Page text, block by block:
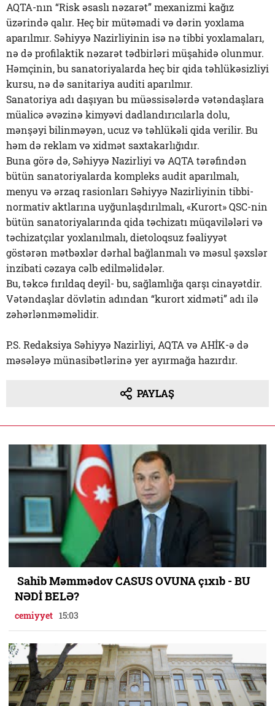
AQTA-nın “Risk əsaslı nəzarət” mexanizmi kağız
üzərində qalır. Heç bir mütəmadi və dərin yoxlama
aparılmır. Səhiyyə Nazirliyinin isə nə tibbi yoxlamaları,
nə də profilaktik nəzarət tədbirləri müşahidə olunmur.
Həmçinin, bu sanatoriyalarda heç bir qida təhlükəsizliyi
kursu, nə də sanitariya auditi aparılmır.
Sanatoriya adı daşıyan bu müəssisələrdə vətəndaşlara
müalicə əvəzinə kimyəvi dadlandırıcılarla dolu,
mənşəyi bilinməyən, ucuz və təhlükəli qida verilir. Bu
həm də reklam və xidmət saxtakarlığıdır.
Buna görə də, Səhiyyə Nazirliyi və AQTA tərəfindən
bütün sanatoriyalarda kompleks audit aparılmalı,
menyu və ərzaq rasionları Səhiyyə Nazirliyinin tibbi-
normativ aktlarına uyğunlaşdırılmalı, «Kurort» QSC-nin
bütün sanatoriyalarında qida təchizatı müqavilələri və
təchizatçılar yoxlanılmalı, dietoloqsuz fəaliyyət
göstərən mətbəxlər dərhal bağlanmalı və məsul şəxslər
inzibati cəzaya cəlb edilməlidələr.
Bu, təkcə fırıldaq deyil- bu, sağlamlığa qarşı cinayətdir.
Vətəndaşlar dövlətin adından “kurort xidməti” adı ilə
zəhərlənməməlidir.
P.S. Redaksiya Səhiyyə Nazirliyi, AQTA və AHİK-ə də
məsələyə münasibətlərinə yer ayırmağa hazırdır.
PAYLAŞ
Sahib Məmmədov CASUS OVUNA çıxıb - BU
NƏDİ BELƏ?
cemiyyet 15:03